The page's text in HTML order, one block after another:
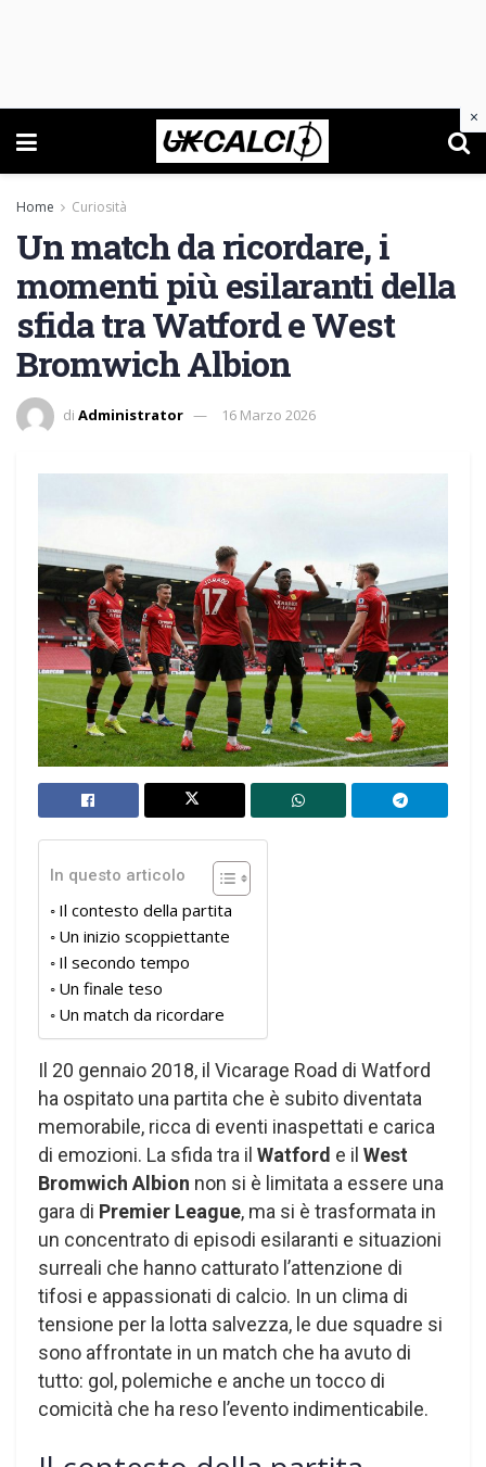
Home Curiosità
Un match da ricordare, i
momenti più esilaranti della
sfida tra Watford e West
Bromwich Albion
di Administrator 16 Marzo 2026
In questo articolo
Il contesto della partita
Un inizio scoppiettante
Il secondo tempo
Un finale teso
Un match da ricordare
Il 20 gennaio 2018, il Vicarage Road di Watford
ha ospitato una partita che è subito diventata
memorabile, ricca di eventi inaspettati e carica
di emozioni. La sfida tra il Watford e il West
Bromwich Albion non si è limitata a essere una
gara di Premier League, ma si è trasformata in
un concentrato di episodi esilaranti e situazioni
surreali che hanno catturato l’attenzione di
tifosi e appassionati di calcio. In un clima di
tensione per la lotta salvezza, le due squadre si
sono affrontate in un match che ha avuto di
tutto: gol, polemiche e anche un tocco di
comicità che ha reso l’evento indimenticabile.
×